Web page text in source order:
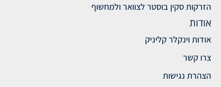
הזרקות סקין בוסטר לצוואר ולמחשוף
אודות
אודות וינקלר קליניק
צרו קשר
הצהרת נגישות